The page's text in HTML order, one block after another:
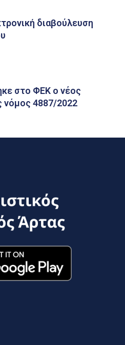
διαβούλευση
στο ΦΕΚ ο νέος
νόμος 4887/2022